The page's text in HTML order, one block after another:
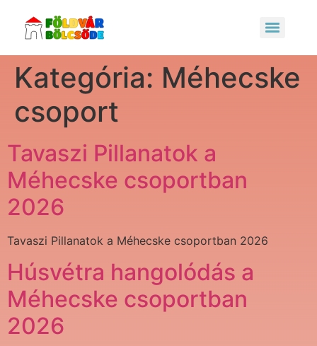
Kategória: Méhecske
csoport
Tavaszi Pillanatok a
Méhecske csoportban
2026
Tavaszi Pillanatok a Méhecske csoportban 2026
Húsvétra hangolódás a
Méhecske csoportban
2026